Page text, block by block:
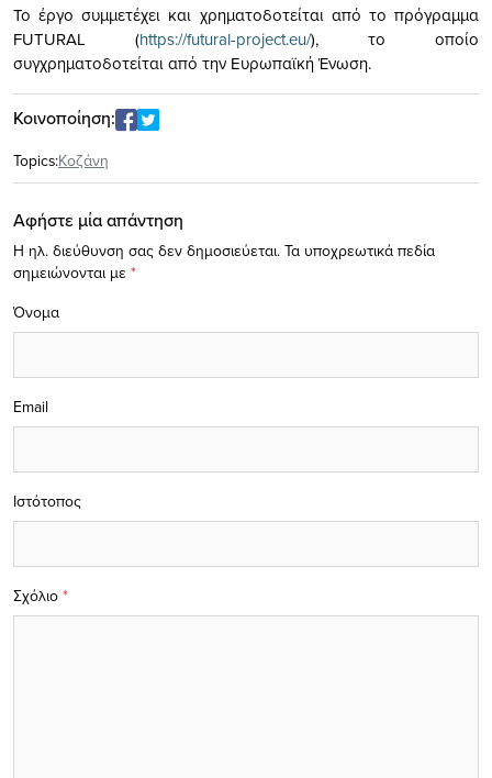
To έργο συμμετέχει και χρηματοδοτείται από το πρόγραμμα
FUTURAL (https://futural-project.eu/), το οποίο
συγχρηματοδοτείται από την Ευρωπαϊκή Ένωση.
Κοινοποίηση:
Topics:Κοζάνη
Αφήστε μία απάντηση
Η ηλ. διεύθυνση σας δεν δημοσιεύεται. Τα υποχρεωτικά πεδία
σημειώνονται με *
Σχόλιο *
Όνομα
Email
Ιστότοπος